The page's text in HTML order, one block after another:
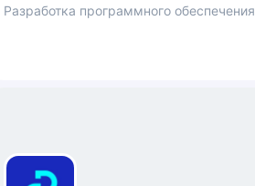
Разработка программного обеспечения